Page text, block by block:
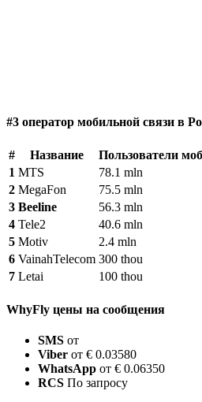
#3 оператор мобильной связи в
# Название
Пользователи
1 MTS
78.1 mln
2 MegaFon
75.5 mln
3 Beeline
56.3 mln
4 Tele2
40.6 mln
5 Motiv
2.4 mln
6 VainahTelecom 300 thou
7 Letai 100 thou
WhyFly цены на сообщения
SMS от
Viber от € 0.03580
WhatsApp от € 0.06350
RCS По запросу